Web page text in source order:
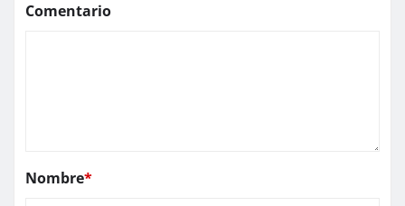
Comentario
Nombre*